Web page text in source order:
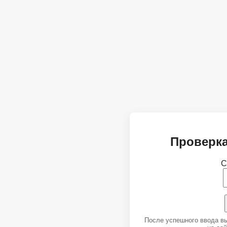
После успешного ввода